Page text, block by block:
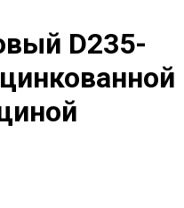
D235-